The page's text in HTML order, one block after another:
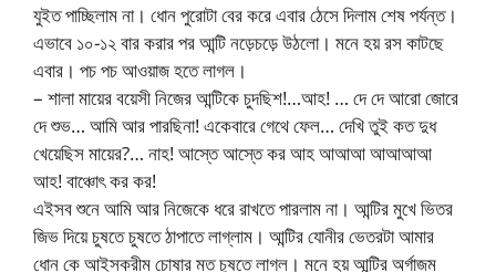
যুইত পাচ্ছিলাম না। ধোন পুরোটা বের করে এবার ঠেসে দিলাম শেষ পর্যন্ত।
এভাবে ১০-১২ বার করার পর আন্টি নড়েচড়ে উঠলো। মনে হয় রস কাটছে
এবার। পচ পচ আওয়াজ হতে লাগল।
– শালা মায়ের বয়েসী নিজের আন্টিকে চুদছিশ!…আহ! … দে দে আরো জোরে
দে শুভ… আমি আর পারছিনা! একেবারে গেথে ফেল… দেখি তুই কত দুধ
খেয়েছিস মায়ের?… নাহ! আস্তে আস্তে কর আহ আআআ আআআআ
আহ! বাঞ্চোৎ কর কর!
এইসব শুনে আমি আর নিজেকে ধরে রাখতে পারলাম না। আন্টির মুখে ভিতর
জিভ দিয়ে চুষতে চুষতে ঠাপাতে লাগ্লাম। আন্টির যোনীর ভেতরটা আমার
ধোন কে আইসক্রীম চোষার মত চুষতে লাগল। মনে হয় আন্টির অর্গাজম